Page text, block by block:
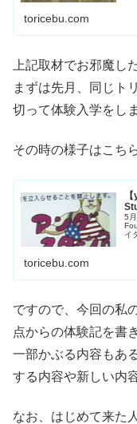
toricebu.com
上記取材でお邪魔し
まずは先月、同じト
切って体験入学をし
その時の様子はこち
5
イ
toricebu.com
ですので、今回の私
点からの体験記を書
一部かぶる内容もあ
する内容や新しい内
なお、はじめて来た